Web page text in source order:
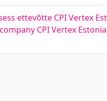
ettevõtte CPI Vertex
CPI Vertex